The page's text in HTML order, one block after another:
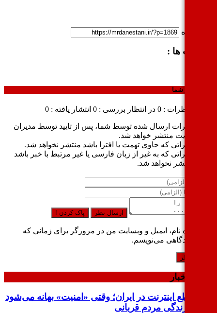
ها :
نظرات : 0 در انتظار بررسی : 0 انتشار یافته : 0
نظرات ارسال شده توسط شما، پس از تایید توسط مدیران
سایت منتشر خواهد شد.
نظراتی که حاوی تهمت یا افترا باشد منتشر نخواهد شد.
نظراتی که به غیر از زبان فارسی یا غیر مرتبط با خبر باشد
منتشر نخواهد شد.
ارسال نظر پاک کردن !
ذخیره نام، ایمیل و وبسایت من در مرورگر برای زمانی که
دیدگاهی می‌نویسم.
اخبار
قطع اینترنت در ایران؛ وقتی «امنیت» بهانه می‌شود
و زندگی مردم قربانی